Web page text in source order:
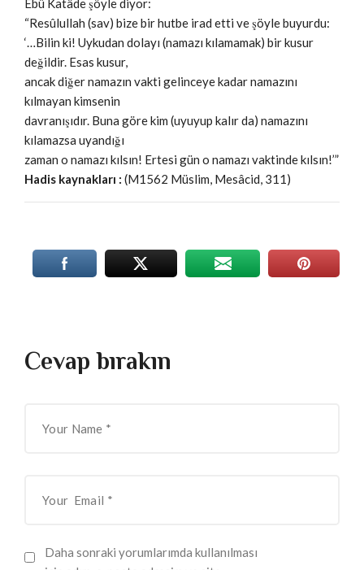
Ebû Katâde şöyle diyor:
“Resûlullah (sav) bize bir hutbe irad etti ve şöyle buyurdu:
‘…Bilin ki! Uykudan dolayı (namazı kılamamak) bir kusur
değildir. Esas kusur,
ancak diğer namazın vakti gelinceye kadar namazını
kılmayan kimsenin
davranışıdır. Buna göre kim (uyuyup kalır da) namazını
kılamazsa uyandığı
zaman o namazı kılsın! Ertesi gün o namazı vaktinde kılsın!’”
Hadis kaynakları : (M1562 Müslim, Mesâcid, 311)
Cevap bırakın
Daha sonraki yorumlarımda kullanılması